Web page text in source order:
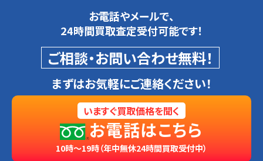
お電話やメールで、
24時間買取査定受付可能です！
ご相談・お問い合わせ無料！
まずはお気軽にご連絡ください！
いますぐ買取価格を聞く
お電話はこちら
10時～19時（年中無休24時間買取受付中）